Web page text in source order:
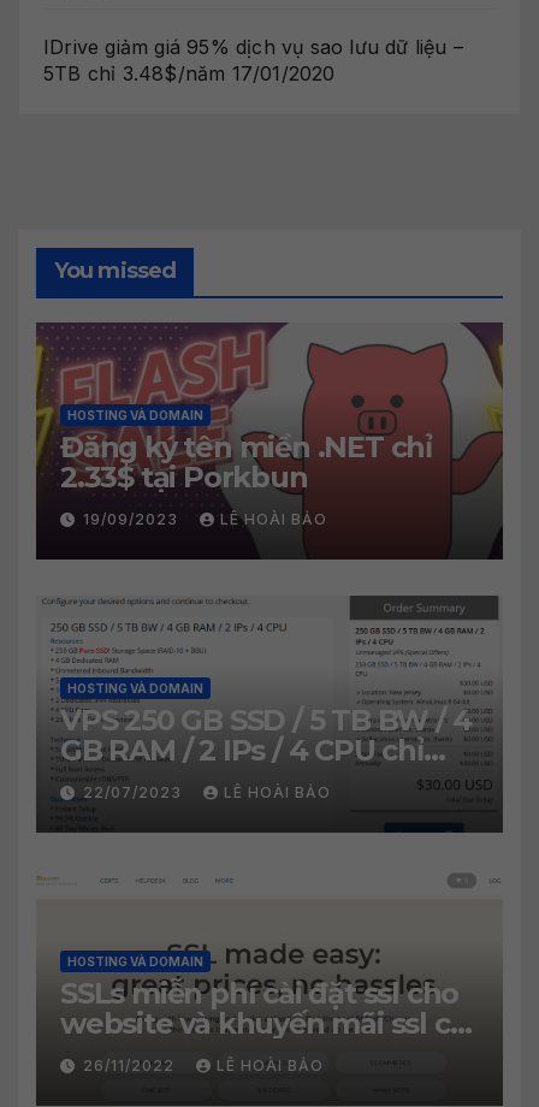
IDrive giảm giá 95% dịch vụ sao lưu dữ liệu –
5TB chỉ 3.48$/năm 17/01/2020
You missed
HOSTING VÀ DOMAIN
Đăng ký tên miền .NET chỉ
2.33$ tại Porkbun
19/09/2023 LÊ HOÀI BẢO
HOSTING VÀ DOMAIN
VPS 250 GB SSD / 5 TB BW / 4
GB RAM / 2 IPs / 4 CPU chỉ
30$/năm
22/07/2023 LÊ HOÀI BẢO
HOSTING VÀ DOMAIN
SSLs miễn phí cài đặt ssl cho
website và khuyến mãi ssl chỉ
2.99$
26/11/2022 LÊ HOÀI BẢO